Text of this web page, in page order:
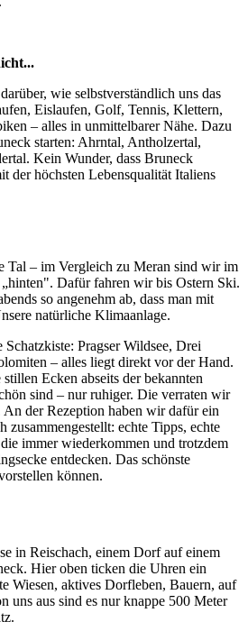
wie selbstverständlich uns das
Eislaufen, Golf, Tennis, Klettern,
– alles in unmittelbarer Nähe. Dazu
starten: Ahrntal, Antholzertal,
Kein Wunder, dass Bruneck
der höchsten Lebensqualität Italiens
Tal – im Vergleich zu Meran sind wir im
Dafür fahren wir bis Ostern Ski.
so angenehm ab, dass man mit
natürliche Klimaanlage.
Schatzkiste: Pragser Wildsee, Drei
– alles liegt direkt vor der Hand.
Ecken abseits der bekannten
sind – nur ruhiger. Die verraten wir
An der Rezeption haben wir dafür ein
zusammengestellt: echte Tipps, echte
immer wiederkommen und trotzdem
entdecken. Das schönste
können.
in Reischach, einem Dorf auf einem
Hier oben ticken die Uhren ein
Wiesen, aktives Dorfleben, Bauern, auf
uns aus sind es nur knappe 500 Meter